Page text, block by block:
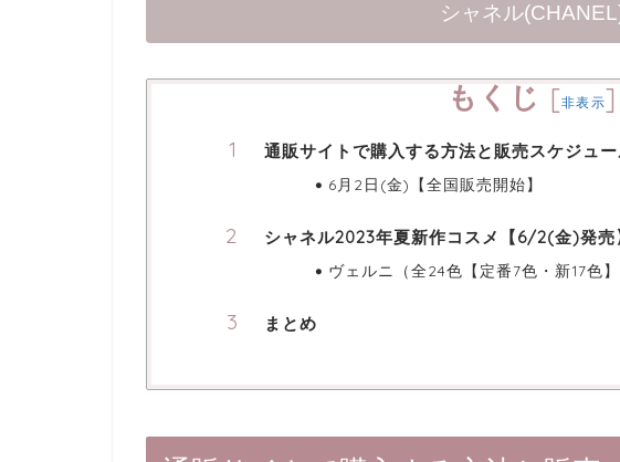
シャネル
もくじ [非表示]
通販サイトで購入する方法と販売スケジュー
6月2日(金)【全国販売開始】
シャネル2023年夏新作コスメ【6/2(金)発売
ヴェルニ（全24色【定番7色・新17色】
まとめ